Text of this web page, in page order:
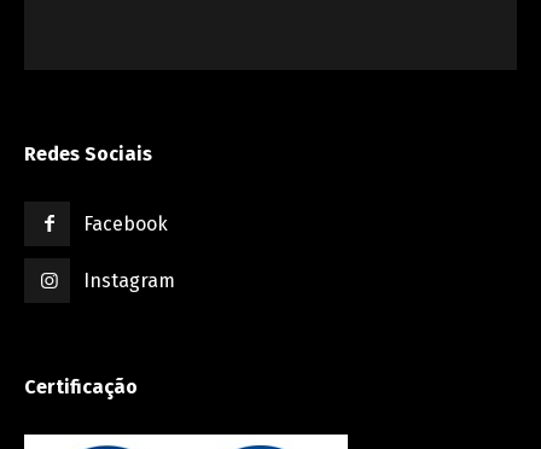
Redes Sociais
Facebook
Instagram
Certificação